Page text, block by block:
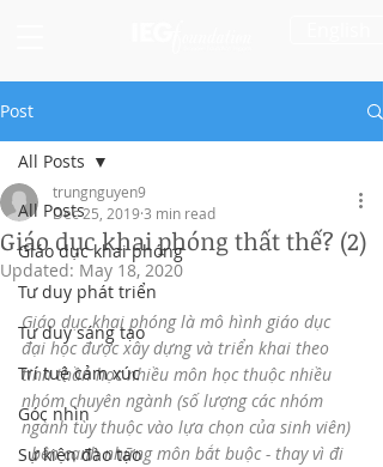
Post
All Posts
Giáo dục khai phóng
Tư duy phát triển
Tư duy sáng tạo
Trí tuệ cảm xúc
Góc nhìn
Sự kiện đào tạo
All Posts
Giáo dục khai phóng thất thế? (2)
trungnguyen9
Dec 25, 2019 3 min read
Updated: May 18, 2020
Giáo dục khai phóng là mô hình giáo dục
đại học được xây dựng và triển khai theo
tinh thần học nhiều môn học thuộc nhiều
nhóm chuyên ngành (số lượng các nhóm
ngành tùy thuộc vào lựa chọn của sinh viên)
- bên cạnh những môn bắt buộc - thay vì đi